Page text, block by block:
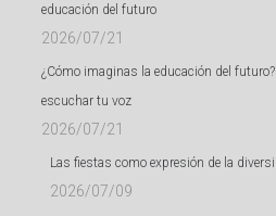
educación del futuro
2026/07/21
¿Cómo imaginas la educación del futuro?
escuchar tu voz
2026/07/21
Las fiestas como expresión de la
2026/07/09